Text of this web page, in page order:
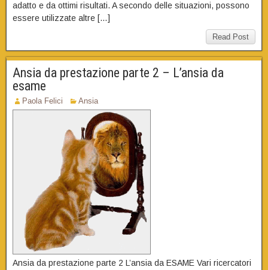
adatto e da ottimi risultati. A secondo delle situazioni, possono
essere utilizzate altre […]
Read Post
Ansia da prestazione parte 2 – L’ansia da
esame
Paola Felici Ansia
Ansia da prestazione parte 2 L’ansia da ESAME Vari ricercatori